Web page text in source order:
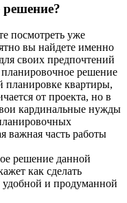
посмотреть уже
вы найдете именно
своих предпочтений
решение
планировке квартиры,
от проекта, но в
кардинальные нужды
важная часть работы
решение данной
как сделать
удобной и продуманной